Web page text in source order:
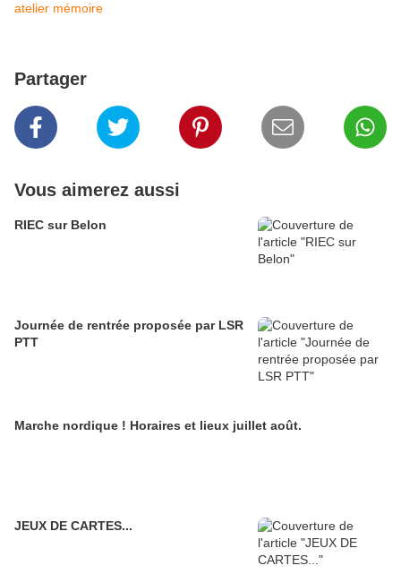
atelier mémoire
Partager
Vous aimerez aussi
RIEC sur Belon
Journée de rentrée proposée par LSR
PTT
Marche nordique ! Horaires et lieux juillet août.
JEUX DE CARTES...